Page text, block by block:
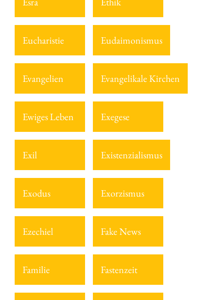
Eucharistie Eudaimonismus
Evangelien Evangelikale Kirchen
Ewiges Leben Exegese
Exil Existenzialismus
Exodus Exorzismus
Ezechiel Fake News
Familie Fastenzeit